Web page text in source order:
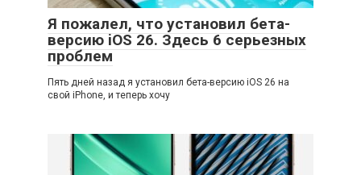
Я пожалел, что установил бета-
версию iOS 26. Здесь 6 серьезных
проблем
Пять дней назад я установил бета-версию iOS 26 на
свой iPhone, и теперь хочу